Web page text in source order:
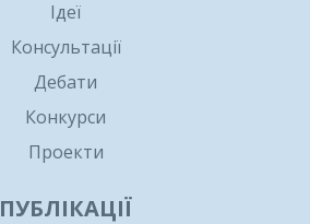
Ідеї
Консультації
Дебати
Конкурси
Проекти
ПУБЛІКАЦІЇ